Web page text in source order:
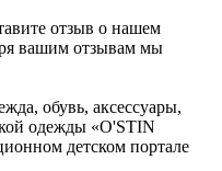
отзыв о нашем
вашим отзывам мы
обувь, аксессуары,
одежды «O'STIN
детском портале